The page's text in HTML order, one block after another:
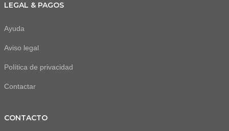
LEGAL & PAGOS
Ayuda
Aviso legal
Política de privacidad
Contactar
CONTACTO